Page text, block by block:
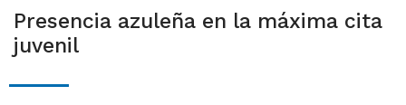
Presencia azuleña en la máxima cita
juvenil